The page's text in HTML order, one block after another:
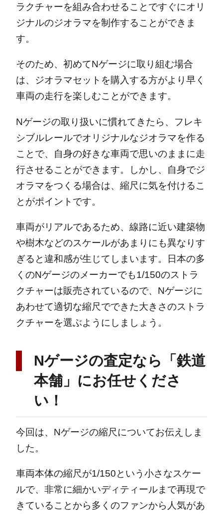
ラクチャーを組み合わせることですぐにオリ
ジナルのジオラマを制作することができま
す。
そのため、初めてNゲージに取り組む場合
は、ジオラマセットを購入する方がより早く
車両の走行を楽しむことができます。
Nゲージの取り扱いに慣れてきたら、フレキ
シブルレールでオリジナルなジオラマを作る
ことで、自身の好きな車両で思いのままに走
行させることができます。しかし、自身でジ
オラマをつくる場合は、縮尺に気を付けるこ
とがポイントです。
車両がリアルであるため、線路に近い建築物
や樹木などのスケールがあまりにも異なりす
ぎると違和感が生じてしまいます。日本の多
くのNゲージのメーカーでも1/150のストラ
クチャーは販売されているので、Nゲージに
あわせて適切な縮尺でできた大きさのストラ
クチャーを選ぶようにしましょう。
Nゲージの査定なら
「鉄道
本舗」にお任せくださ
い！
今回は、Nゲージの縮尺についてお伝えしま
した。
車両本体の縮尺が1/150という小さなスケー
ルで、非常に細かいディティールまで再現で
きていることから多くのファンから人気があ